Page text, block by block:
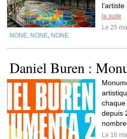
la suite
Le 25
NONE NONE NONE
Daniel Buren :
depuis
Le 16